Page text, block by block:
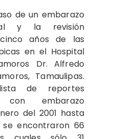
de un embarazo
y la revisión
años de las
en el Hospital
Dr. Alfredo
Tamaulipas.
de reportes
con embarazo
del 2001 hasta
encontraron 66